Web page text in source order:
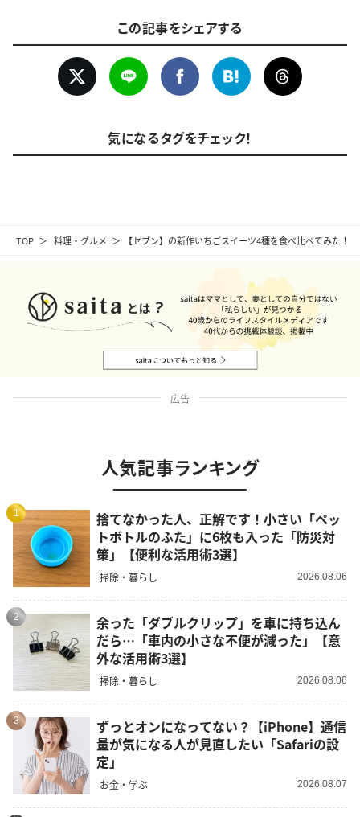
TOP 料理・グルメ 【セブン】の新作いちごスイーツ4種を食べ比べてみた！
この記事をシェアする
気になるタグをチェック！
広告
人気記事ランキング
1
捨てなかった人、正解です！小さい「ペッ
トボトルのふた」に6枚も入った「防災対
策」【便利な活用術3選】
掃除・暮らし 2026.08.06
2
余った「ダブルクリップ」を車に持ち込ん
だら…「車内の小さな不便が減った」【意
外な活用術3選】
掃除・暮らし 2026.08.06
3
ずっとオンになってない？【iPhone】通信
量が気になる人が見直したい「Safariの設
定」
お金・学ぶ 2026.08.07